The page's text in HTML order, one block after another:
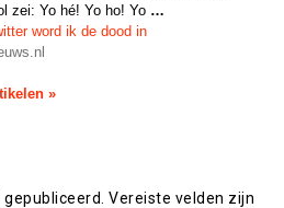
zei: Yo hé! Yo ho! Yo …
word ik de dood in
»
Vereiste velden zijn